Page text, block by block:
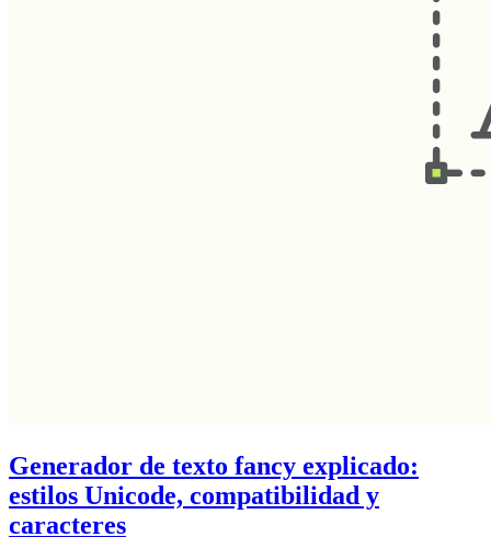
Generador de texto fancy explicado:
estilos Unicode, compatibilidad y
caracteres